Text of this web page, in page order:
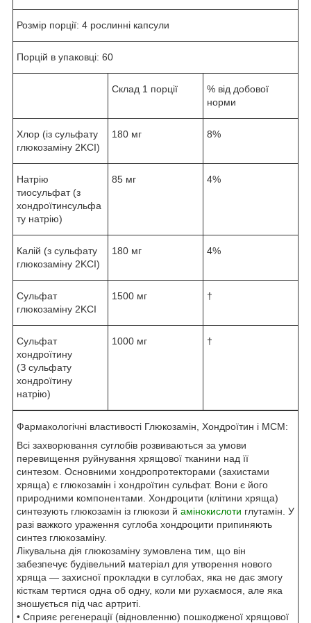
Розмір порції: 4 рослинні капсули
Порцій в упаковці: 60
Склад 1 порції
% від добової
норми
Хлор (із сульфату
глюкозаміну 2KCI)
180 мг 8%
Натрію
тиосульфат (з
хондроїтинсульфа
ту натрію)
85 мг 4%
Калій (з сульфату
глюкозаміну 2KCI)
180 мг 4%
Сульфат
глюкозаміну 2KCI
1500 мг †
Сульфат
хондроїтину
(З сульфату
хондроїтину
натрію)
1000 мг †
Фармакологічні властивості Глюкозамін, Хондроїтин і МСМ:
Всі захворювання суглобів розвиваються за умови
перевищення руйнування хрящової тканини над її
синтезом. Основними хондропротекторами (захистами
хряща) є глюкозамін і хондроїтин сульфат. Вони є його
природними компонентами. Хондроцити (клітини хряща)
синтезують глюкозамін із глюкози й амінокислоти глутамін. У
разі важкого ураження суглоба хондроцити припиняють
синтез глюкозаміну.
Лікувальна дія глюкозаміну зумовлена тим, що він
забезпечує будівельний матеріал для утворення нового
хряща — захисної прокладки в суглобах, яка не дає змогу
кісткам тертися одна об одну, коли ми рухаємося, але яка
зношується під час артриті.
• Сприяє регенерації (відновленню) пошкодженої хрящової